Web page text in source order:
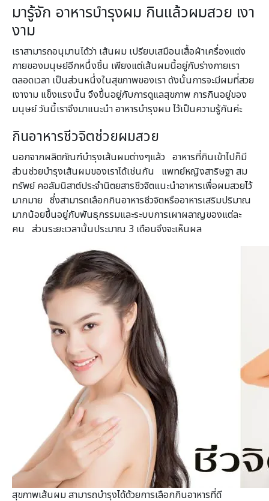
มารู้จัก อาหารบำรุงผม กินแล้วผมสวย เงา
งาม
เราสามารถอนุมานได้ว่า เส้นผม เปรียบเสมือนเสื้อผ้าเครื่องแต่ง
กายของมนุษย์อีกหนึ่งชิ้น เพียงแต่เส้นผมนี้อยู่กับร่างกายเรา
ตลอดเวลา เป็นส่วนหนึ่งในสุขภาพของเรา ดังนั้นการจะมีผมที่สวย
เงางาม แข็งแรงนั้น จึงขึ้นอยู่กับการดูแลสุขภาพ การกินอยู่ของ
มนุษย์ วันนี้เราจึงมาแนะนำ อาหารบำรุงผม ไว้เป็นความรู้กันค่ะ
กินอาหารชีวจิตช่วยผมสวย
นอกจากผลิตภัณฑ์บำรุงเส้นผมต่างๆแล้ว อาหารที่กินเข้าไปก็มี
ส่วนช่วยบำรุงเส้นผมของเราได้เช่นกัน แพทย์หญิงสาริษฐา สม
ทรัพย์ คอลัมนิสาต์ประจำนิตยสารชีวจิตแนะนำอาหารเพื่อผมสวยไว้
มากมาย ซึ่งสามารถเลือกกินอาหารชีวจิตหรืออาหารเสริมปริมาณ
มากน้อยขึ้นอยู่กับพันธุกรรมและระบบการเผาผลาญของแต่ละ
คน ส่วนระยะเวลานั้นประมาณ 3 เดือนจึงจะเห็นผล
สุขภาพเส้นผม สามารถบำรุงได้ด้วยการเลือกกินอาหารที่ดี